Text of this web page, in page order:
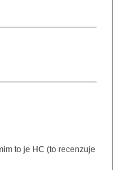
to je HC (to recenzuje